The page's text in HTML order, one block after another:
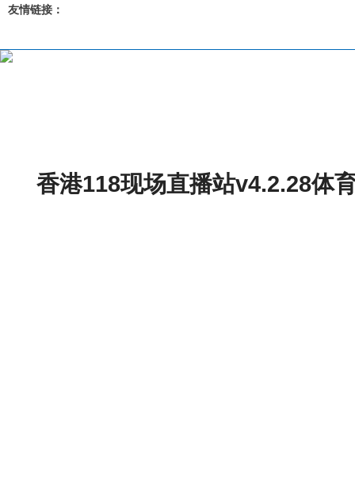
友情链接：
香港118现场直播站v4.2.28体